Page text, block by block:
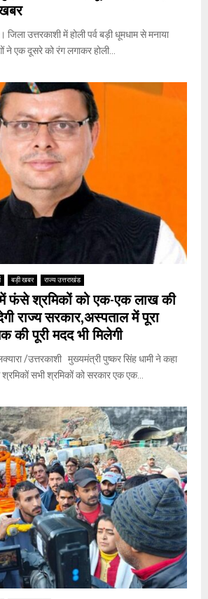
उत्तरकाशी में होली पर्व बड़ी धूमधाम से मनाया
ने एक दूसरे को रंग लगाकर होली...
बड़ी खबर राज्य उत्तराखंड
फंसे श्रमिकों को एक-एक लाख की
राज्य सरकार,अस्पताल में पूरा
की पूरी मदद भी मिलेगी
/उत्तरकाशी मुख्यमंत्री पुष्कर सिंह धामी ने कहा
सभी श्रमिकों को सरकार एक एक...